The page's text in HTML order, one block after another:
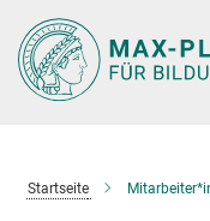
Hauptinhalt
Startseite